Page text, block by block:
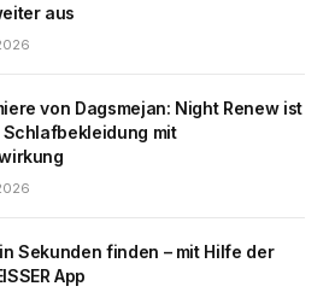
aus
von Dagsmejan: Night Renew ist
mit
Sekunden finden – mit Hilfe der
App